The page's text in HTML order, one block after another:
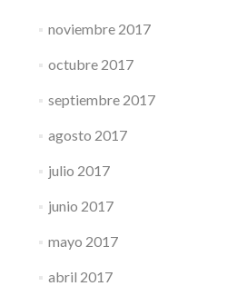
noviembre 2017
octubre 2017
septiembre 2017
agosto 2017
julio 2017
junio 2017
mayo 2017
abril 2017